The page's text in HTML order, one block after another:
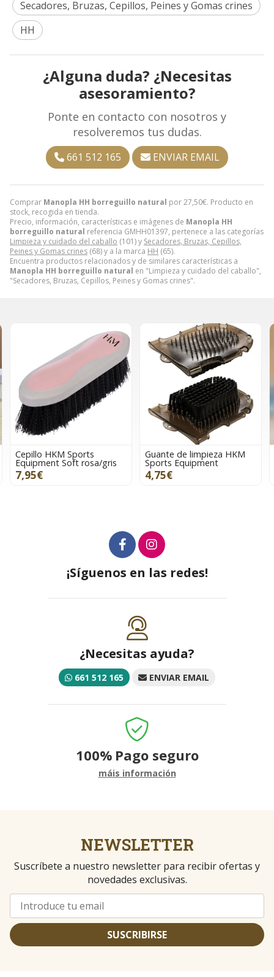
Comprar Manopla HH borreguillo natural por27,50€. Producto en
stock, recogida en tienda.
Precio, información, características e imágenes de Manopla HH
borreguillo natural referencia GMHH01397, pertenece a las categorías
Limpieza y cuidado del caballo (101) y Secadores, Bruzas, Cepillos,
Peines y Gomas crines (68) y a la marca HH (65).
Encuentra productos relacionados y de similares características a
Manopla HH borreguillo natural en "Limpieza y cuidado del caballo",
"Secadores, Bruzas, Cepillos, Peines y Gomas crines".
Secadores, Bruzas, Cepillos, Peines y Gomas crines
HH
¿Alguna duda? ¿Necesitas
asesoramiento?
Ponte en contacto con nosotros y
resolveremos tus dudas.
661 512 165 ENVIAR EMAIL
Guante de limpieza HKM
Sports Equipment
4,75€
Navaja entresacar crines y
cola, acero inox
10,00€
¡Síguenos en las redes!
¿Necesitas ayuda?
661 512 165 ENVIAR EMAIL
100% Pago seguro
máis información
NEWSLETTER
Suscríbete a nuestro newsletter para recibir ofertas y
novedades exclusivas.
SUSCRIBIRSE